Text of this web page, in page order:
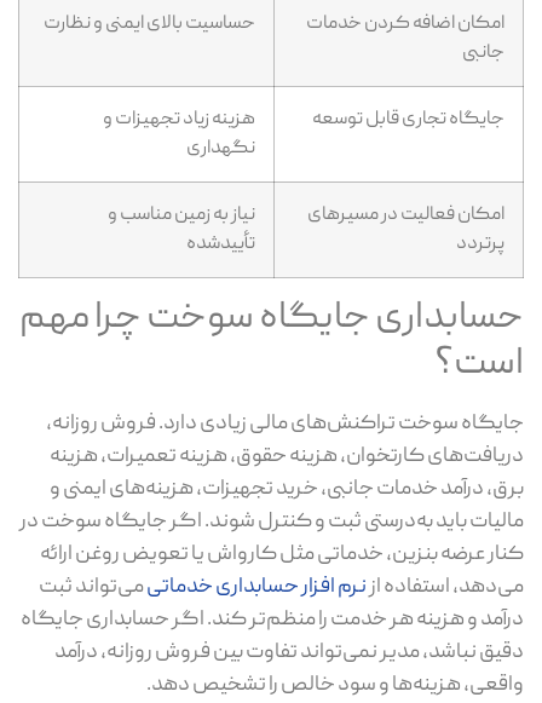
امکان اضافه کردن خدمات
جانبی
حساسیت بالای ایمنی و نظارت
جایگاه تجاری قابل توسعه
هزینه زیاد تجهیزات و
نگهداری
امکان فعالیت در مسیرهای
پرتردد
نیاز به زمین مناسب و
تأییدشده
جایگاه سوخت چرا مهم
سوخت تراکنش‌های مالی زیادی دارد. فروش روزانه،
کارتخوان، هزینه حقوق، هزینه تعمیرات، هزینه
درآمد خدمات جانبی، خرید تجهیزات، هزینه‌های ایمنی و
باید به‌درستی ثبت و کنترل شوند. اگر جایگاه سوخت در
عرضه بنزین، خدماتی مثل کارواش یا تعویض روغن ارائه
استفاده ازنرم افزار حسابداری خدماتیمی‌تواند ثبت
و هزینه هر خدمت را منظم‌تر کند. اگر حسابداری جایگاه
نباشد، مدیر نمی‌تواند تفاوت بین فروش روزانه، درآمد
هزینه‌ها و سود خالص را تشخیص دهد.